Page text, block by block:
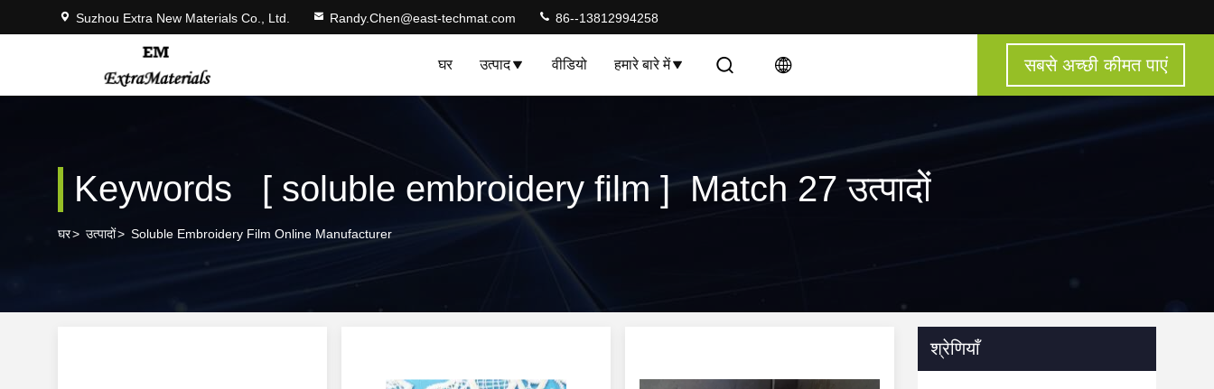
Suzhou Extra New Materials Co., Ltd. Randy.Chen@east-techmat.com 86--13812994258
घर उत्पाद वीडियो हमारे बारे में सबसे अच्छी कीमत पाएं
Keywords [ soluble embroidery film ] Match 27 उत्पादों
घर> उत्पादों> Soluble Embroidery Film Online Manufacturer
श्रेणियाँ